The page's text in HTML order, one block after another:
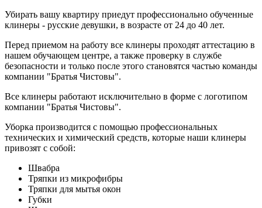
Убирать вашу квартиру приедут профессионально обученные
клинеры - русские девушки, в возрасте от 24 до 40 лет.
Перед приемом на работу все клинеры проходят аттестацию в
нашем обучающем центре, а также проверку в службе
безопасности и только после этого становятся частью команды
компании "Братья Чистовы".
Все клинеры работают исключительно в форме с логотипом
компании "Братья Чистовы".
Уборка производится с помощью профессиональных
технических и химический средств, которые наши клинеры
привозят с собой:
Швабра
Тряпки из микрофибры
Тряпки для мытья окон
Губки